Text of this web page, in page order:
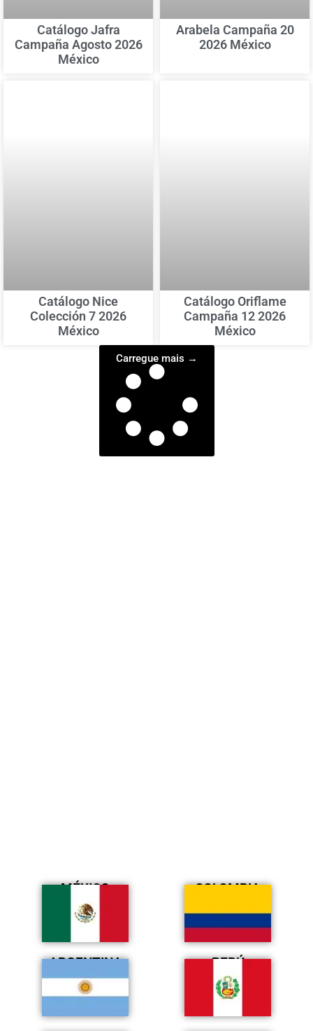
Catálogo Jafra
Campaña Agosto 2026
México
Arabela Campaña 20
2026 México
Catálogo Nice
Colección 7 2026
México
Catálogo Oriflame
Campaña 12 2026
México
Carregue mais →
MÉXICO COLOMBIA
ARGENTINA PERÚ